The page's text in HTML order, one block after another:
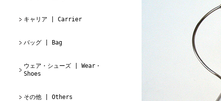
キャリア | Carrier
バッグ | Bag
ウェア・シューズ | Wear・
Shoes
その他 | Others